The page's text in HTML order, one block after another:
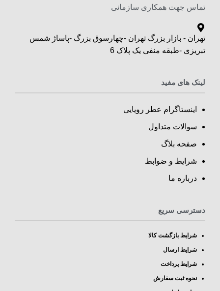
تماس جهت همکاری سازمانی
تهران - بازار بزرگ تهران -چهارسوق بزرگ -پاساژ شمس
تبریزی -طبقه منفی یک پلاک 6
لینک های مفید
اینستاگرام عطر رویایی
سوالات متداول
صفحه بلاگ
شرایط و ضوابط
درباره ما
دسترسی سریع
شرایط بازگشت کالا
شرایط ارسال
شرایط پرداخت
نحوه ثبت سفارش